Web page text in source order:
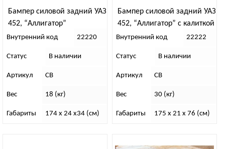
Бампер силовой задний УАЗ
452, “Аллигатор”
Внутренний код 22220
Статус В наличии
Артикул СВ
Вес 18 (кг)
Габариты 174 x 24 x34 (см)
Бампер силовой задний УАЗ
452, “Аллигатор” с калиткой
под запаску с квадратом
под Hi-Jack.
Внутренний код 22222
Статус В наличии
Артикул СВ
Вес 30 (кг)
Габариты 175 x 21 x 76 (см)